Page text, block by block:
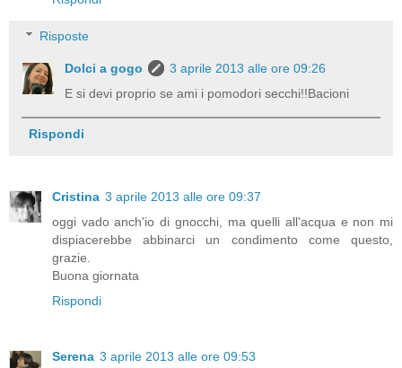
Risposte
Dolci a gogo
3 aprile 2013 alle ore 09:26
E si devi proprio se ami i pomodori secchi!!Bacioni
Rispondi
Cristina 3 aprile 2013 alle ore 09:37
oggi vado anch'io di gnocchi, ma quelli all'acqua e non mi
dispiacerebbe abbinarci un condimento come questo,
grazie.
Buona giornata
Rispondi
Serena 3 aprile 2013 alle ore 09:53